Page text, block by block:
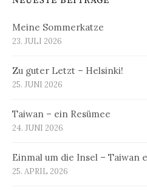
Meine Sommerkatze
23. JULI 2026
Zu guter Letzt – Helsinki!
25. JUNI 2026
Taiwan – ein Resümee
24. JUNI 2026
Einmal um die Insel – Taiwan
25. APRIL 2026